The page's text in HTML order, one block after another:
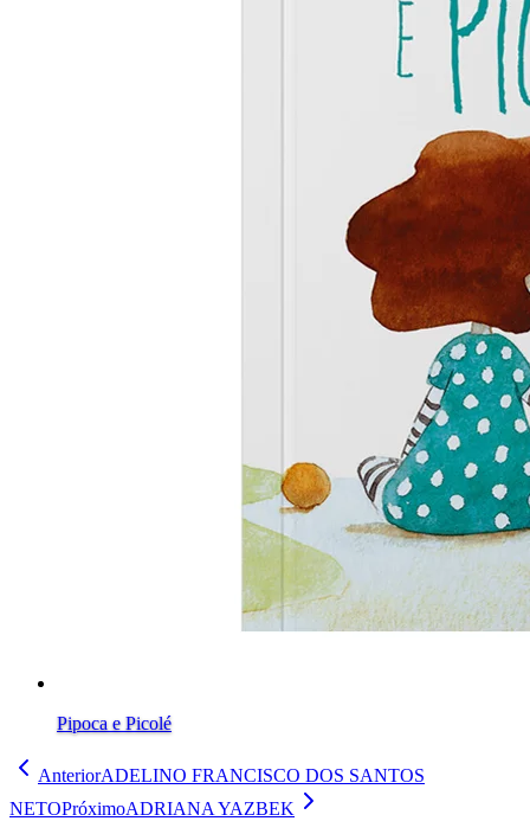
Pipoca e Picolé
AnteriorADELINO FRANCISCO DOS SANTOS
NETOPróximoADRIANA YAZBEK